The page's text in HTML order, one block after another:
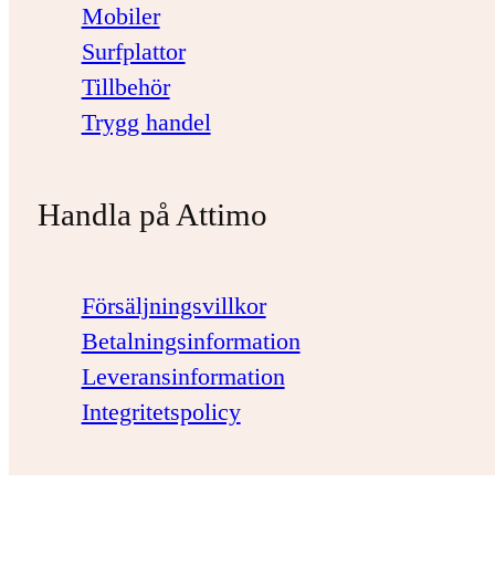
Mobiler
Surfplattor
Tillbehör
Trygg handel
Handla på Attimo
Försäljningsvillkor
Betalningsinformation
Leveransinformation
Integritetspolicy